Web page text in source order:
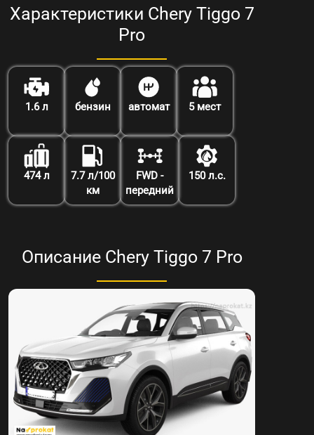
Характеристики Chery Tiggo 7
Pro
1.6 л бензин автомат 5 мест
474 л
7.7 л/100
км
FWD -
передний
150 л.с.
Описание Chery Tiggo 7 Pro